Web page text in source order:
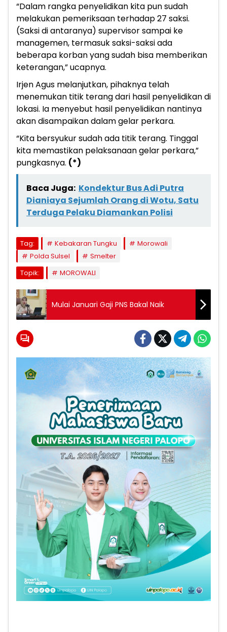
“Dalam rangka penyelidikan kita pun sudah
melakukan pemeriksaan terhadap 27 saksi.
(Saksi di antaranya) supervisor sampai ke
managemen, termasuk saksi-saksi ada
beberapa korban yang sudah bisa memberikan
keterangan,” ucapnya.
Irjen Agus melanjutkan, pihaknya telah
menemukan titik terang dari hasil penyelidikan di
lokasi. Ia menyebut hasil penyelidikan nantinya
akan disampaikan dalam gelar perkara.
“Kita bersyukur sudah ada titik terang. Tinggal
kita memastikan pelaksanaan gelar perkara,”
pungkasnya. (*)
Baca Juga: Kondektur Bus Adi Putra
Dianiaya Sejumlah Orang di Wotu, Satu
Terduga Pelaku Diamankan Polisi
Tag: Kebakaran Tungku
Morowali
Polda Sulsel
Smelter
Topik:
MOROWALI
Mulai Januari Gaji PNS Bakal Naik